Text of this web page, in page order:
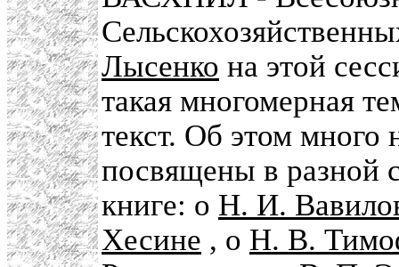
Лысенко на этой
такая многомерная
текст. Об этом
посвящены в разной
книге: о Н. И.
Хесине , о Н. В.